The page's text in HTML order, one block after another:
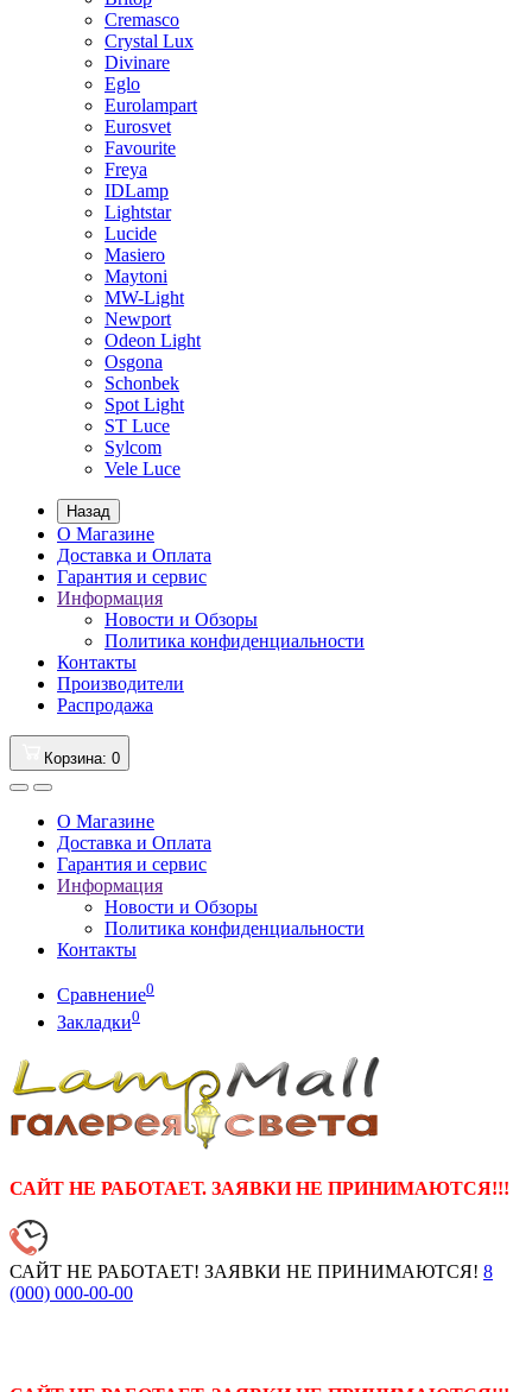
Cremasco
Crystal Lux
Divinare
Eglo
Eurolampart
Eurosvet
Favourite
Freya
IDLamp
Lightstar
Lucide
Masiero
Maytoni
MW-Light
Newport
Odeon Light
Osgona
Schonbek
Spot Light
ST Luce
Sylcom
Vele Luce
Назад
О Магазине
Доставка и Оплата
Гарантия и сервис
Информация
Новости и Обзоры
Политика конфиденциальности
Контакты
Производители
Распродажа
Корзина: 0
О Магазине
Доставка и Оплата
Гарантия и сервис
Информация
Новости и Обзоры
Политика конфиденциальности
Контакты
Сравнение0
Закладки0
САЙТ НЕ РАБОТАЕТ. ЗАЯВКИ НЕ ПРИНИМАЮТСЯ!!!
САЙТ НЕ РАБОТАЕТ! ЗАЯВКИ НЕ ПРИНИМАЮТСЯ! 8
(000) 000-00-00